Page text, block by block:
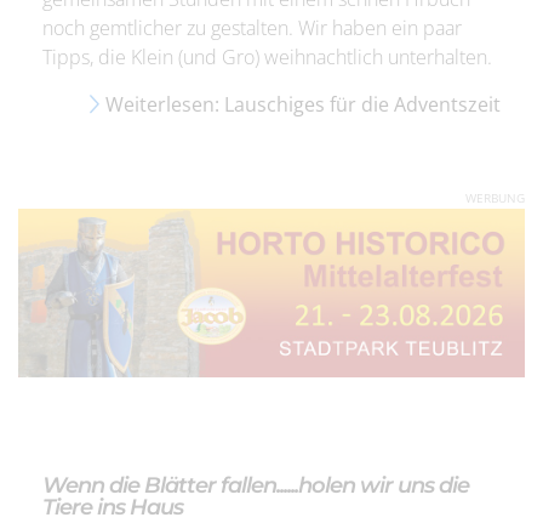
noch gemtlicher zu gestalten. Wir haben ein paar
Tipps, die Klein (und Gro) weihnachtlich unterhalten.
Weiterlesen: Lauschiges für die Adventszeit
WERBUNG
Wenn die Blätter fallen......holen wir uns die
Tiere ins Haus